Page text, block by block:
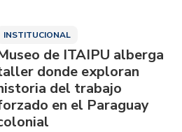
INSTITUCIONAL
de ITAIPU alberga
donde exploran
del trabajo
en el Paraguay